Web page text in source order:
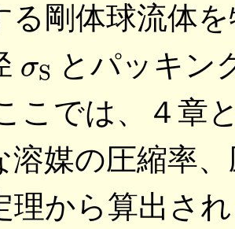
る剛体球流体
とパッキン
こでは、４章
溶媒の圧縮率
理から算出さ